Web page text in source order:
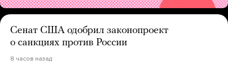
Сенат США одобрил законопроект
о санкциях против России
8 часов назад